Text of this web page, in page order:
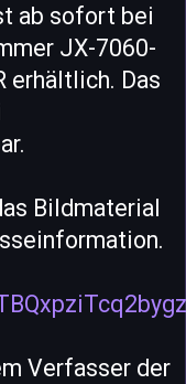
ab sofort bei
JX-7060-
erhältlich. Das
Bildmaterial
Verfasser der